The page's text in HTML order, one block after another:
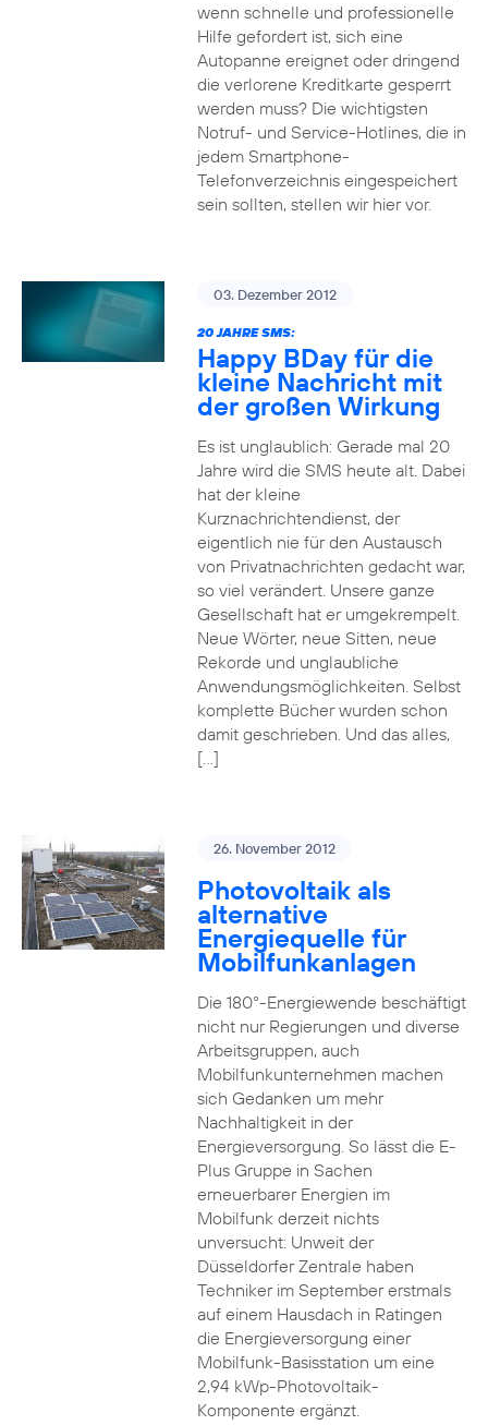
wenn schnelle und professionelle
Hilfe gefordert ist, sich eine
Autopanne ereignet oder dringend
die verlorene Kreditkarte gesperrt
werden muss? Die wichtigsten
Notruf- und Service-Hotlines, die in
jedem Smartphone-
Telefonverzeichnis eingespeichert
sein sollten, stellen wir hier vor.
03. Dezember 2012
20 JAHRE SMS:
Happy BDay für die
kleine Nachricht mit
der großen Wirkung
Es ist unglaublich: Gerade mal 20
Jahre wird die SMS heute alt. Dabei
hat der kleine
Kurznachrichtendienst, der
eigentlich nie für den Austausch
von Privatnachrichten gedacht war,
so viel verändert. Unsere ganze
Gesellschaft hat er umgekrempelt.
Neue Wörter, neue Sitten, neue
Rekorde und unglaubliche
Anwendungsmöglichkeiten. Selbst
komplette Bücher wurden schon
damit geschrieben. Und das alles,
[…]
26. November 2012
Photovoltaik als
alternative
Energiequelle für
Mobilfunkanlagen
Die 180°-Energiewende beschäftigt
nicht nur Regierungen und diverse
Arbeitsgruppen, auch
Mobilfunkunternehmen machen
sich Gedanken um mehr
Nachhaltigkeit in der
Energieversorgung. So lässt die E-
Plus Gruppe in Sachen
erneuerbarer Energien im
Mobilfunk derzeit nichts
unversucht: Unweit der
Düsseldorfer Zentrale haben
Techniker im September erstmals
auf einem Hausdach in Ratingen
die Energieversorgung einer
Mobilfunk-Basisstation um eine
2,94 kWp-Photovoltaik-
Komponente ergänzt.